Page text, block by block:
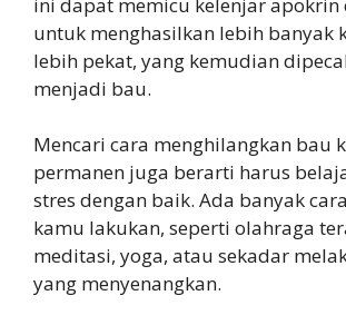
untuk menghasilkan lebih banyak
lebih pekat, yang kemudian
menjadi bau.
Mencari cara menghilangkan bau
permanen juga berarti harus
stres dengan baik. Ada banyak
kamu lakukan, seperti olahraga
meditasi, yoga, atau sekadar
yang menyenangkan.